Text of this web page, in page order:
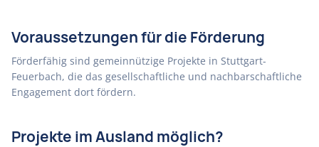
Voraussetzungen für die Förderung
Förderfähig sind gemeinnützige Projekte in Stuttgart-
Feuerbach, die das gesellschaftliche und nachbarschaftliche
Engagement dort fördern.
Projekte im Ausland möglich?